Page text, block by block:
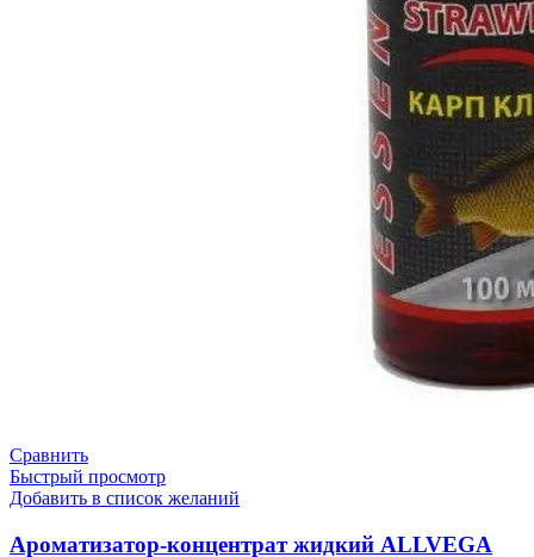
Сравнить
Быстрый просмотр
Добавить в список желаний
Ароматизатор-концентрат жидкий ALLVEGA